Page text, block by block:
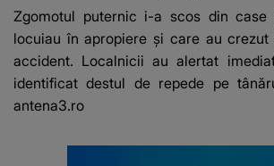
Zgomotul puternic i-a scos din case
locuiau în apropiere și care au
accident. Localnicii au alertat
identificat destul de repede pe
antena3.ro